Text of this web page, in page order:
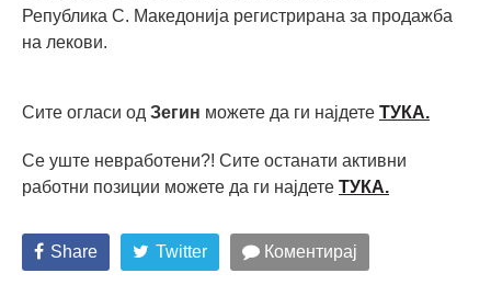
Република С. Македонија регистрирана за продажба
на лекови.
Сите огласи од Зегин можете да ги најдете ТУКА.
Се уште невработени?! Сите останати активни
работни позиции можете да ги најдете ТУКА.
Share Twitter Коментирај